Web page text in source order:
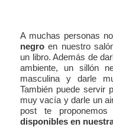
A muchas personas
negroen nuestro
un libro. Además de
ambiente, un sillón
masculina y darle
También puede servir
muy vacía y darle un
post te proponemos
disponibles en